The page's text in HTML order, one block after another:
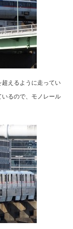
えるように走ってい
るので、モノレール